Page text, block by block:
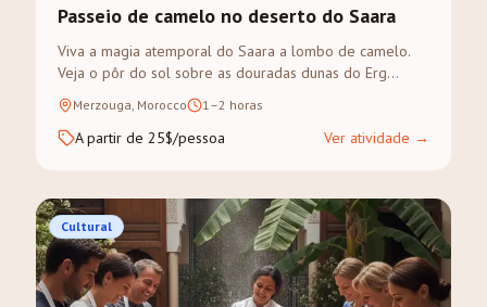
Passeio de camelo no deserto do Saara
Viva a magia atemporal do Saara a lombo de camelo.
Veja o pôr do sol sobre as douradas dunas do Erg
Chebbi num trek guiado.
Merzouga, Morocco 1–2 horas
A partir de 25$/pessoa Ver atividade →
Cultural